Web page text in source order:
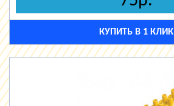
КУПИТЬ В 1 КЛИК